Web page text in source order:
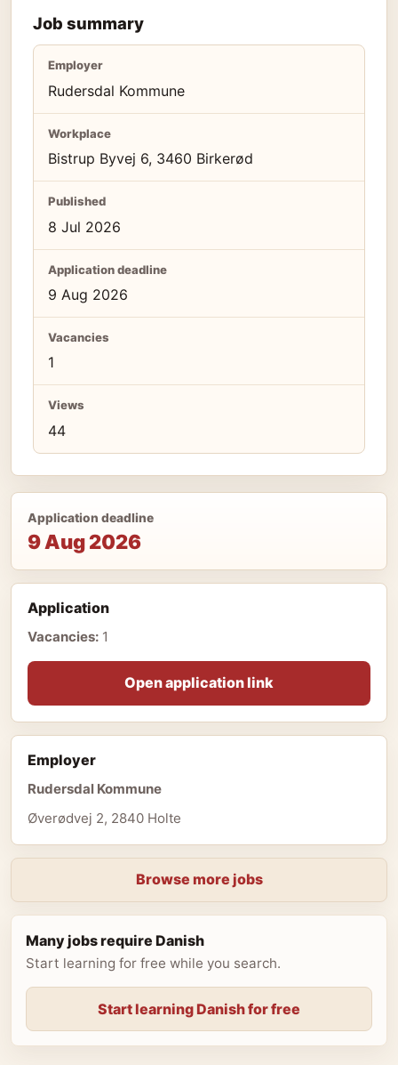
Job summary
Employer
Rudersdal Kommune
Workplace
Bistrup Byvej 6, 3460 Birkerød
Published
8 Jul 2026
Application deadline
9 Aug 2026
Vacancies
1
Views
44
Application deadline
9 Aug 2026
Application
Vacancies: 1
Open application link
Employer
Rudersdal Kommune
Øverødvej 2, 2840 Holte
Browse more jobs
Many jobs require Danish
Start learning for free while you search.
Start learning Danish for free